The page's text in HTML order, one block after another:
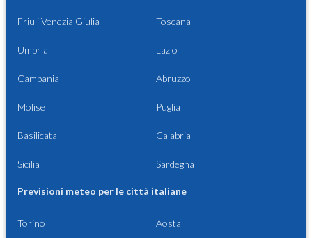
Friuli Venezia Giulia Toscana
Umbria Lazio
Campania Abruzzo
Molise Puglia
Basilicata Calabria
Sicilia Sardegna
Previsioni meteo per le città italiane
Torino Aosta